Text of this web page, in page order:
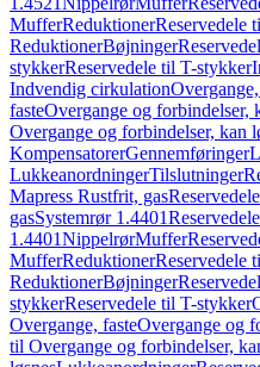
MufferReduktionerReservedele
ReduktionerBøjninger
stykkerReservedele til T-stykker
Indvendig cirkulation
fasteOvergange og forbindelser,
Overgange og forbindelser, kan
KompensatorerGennemføringer
LukkeanordningerTilslutninger
Mapress Rustfrit, gas
gasSystemrør 1.4401
1.4401NippelrørMuffer
MufferReduktionerReservedele
ReduktionerBøjninger
stykkerReservedele til T-stykker
Overgange, fasteOvergange og
til Overgange og forbindelser,